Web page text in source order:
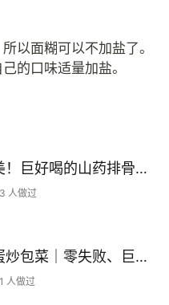
以面糊可以不加盐了。
的口味适量加盐。
鲜香味美！巨好喝的山药排骨汤！！
人做过
粉丝鸡蛋炒包菜｜零失败、巨下饭
人做过